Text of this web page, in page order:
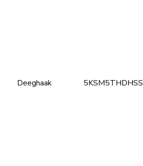
Deeghaak 5KSM5THDHSS